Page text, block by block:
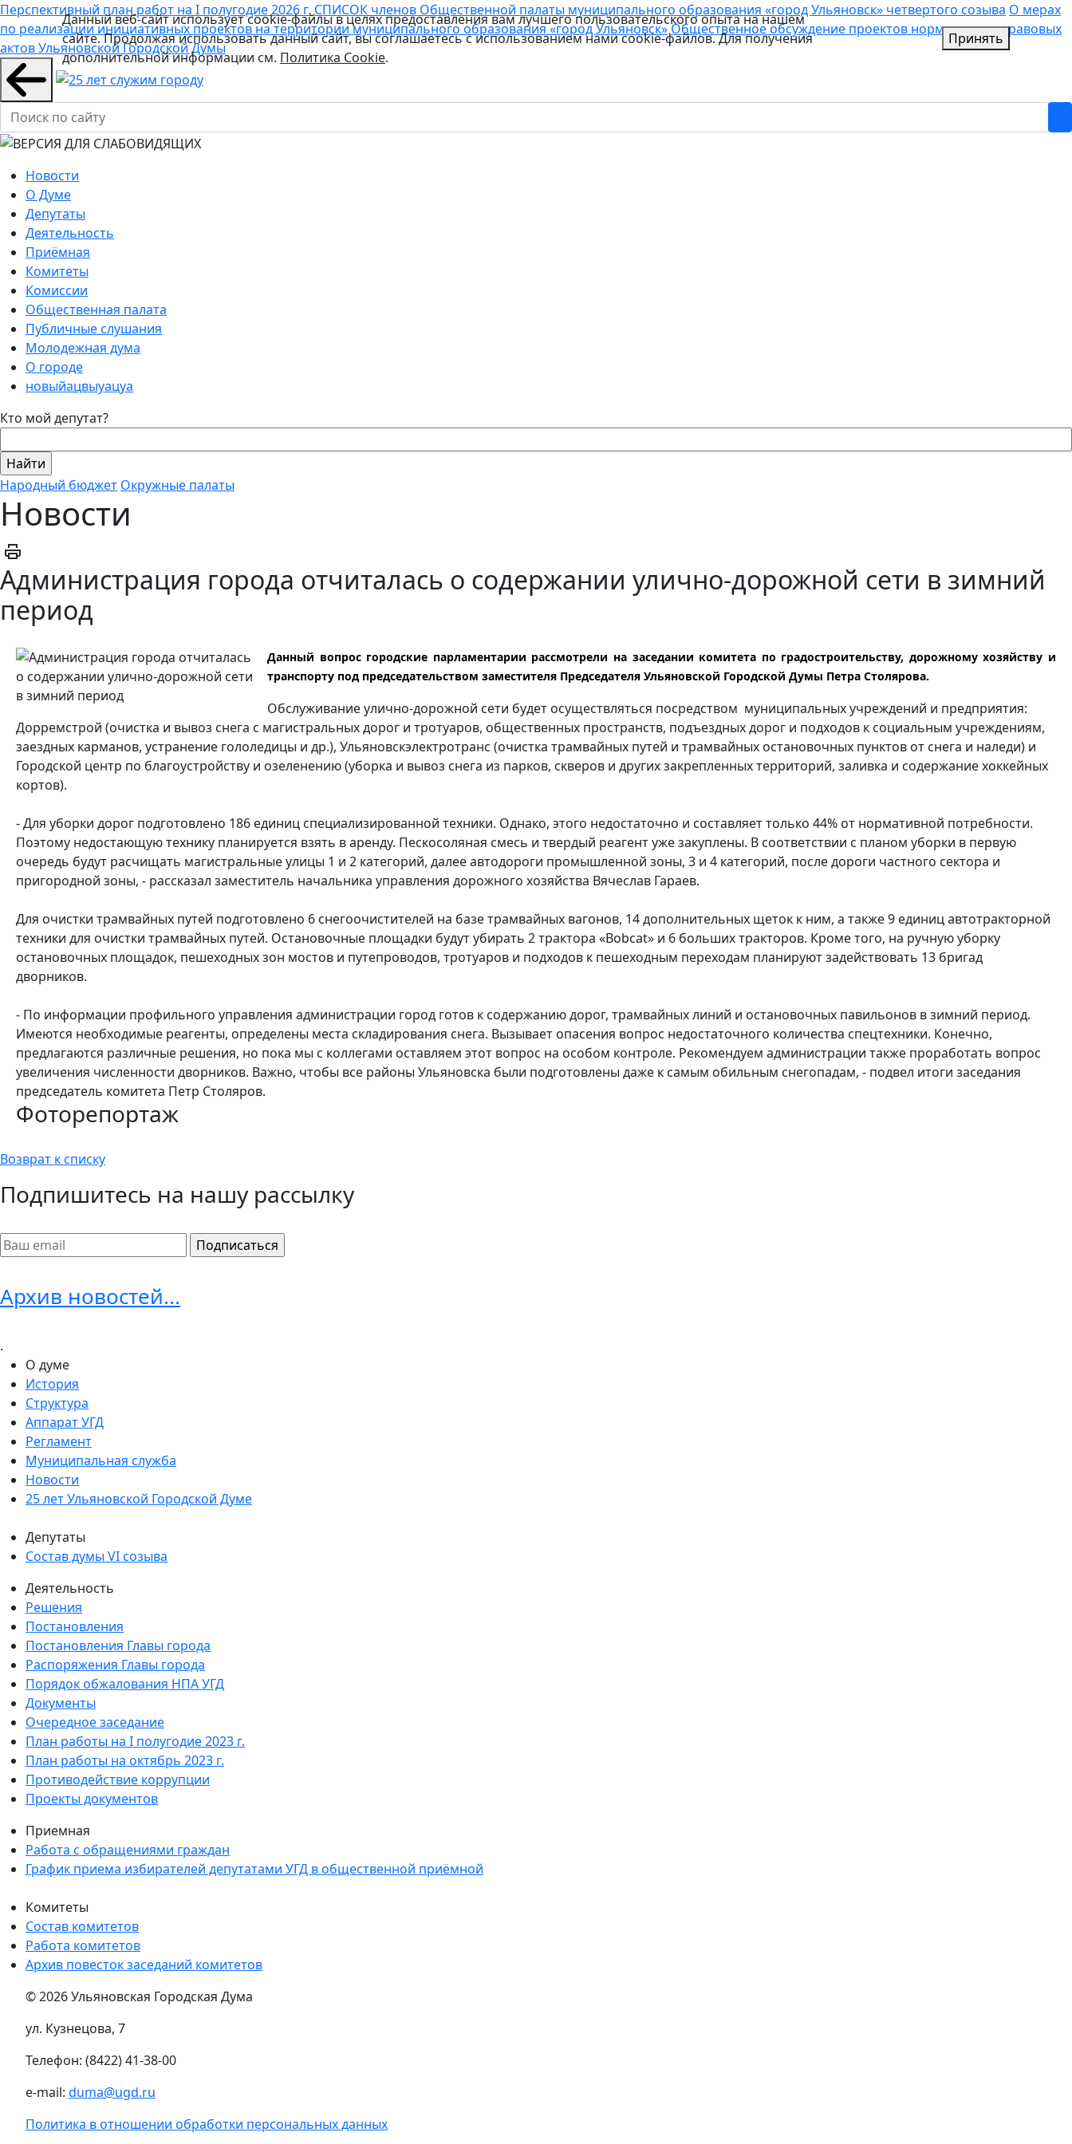
Перспективный план работ на I полугодие 2026 г.СПИСОК членов Общественной палаты муниципального образования «город Ульяновск» четвертого созыва О мерах
по реализации инициативных проектов на территории муниципального образования «город Ульяновск»Общественное обсуждение проектов нормативных правовых
актов Ульяновской Городской Думы
Новости
О Думе
Депутаты
Деятельность
Приёмная
Комитеты
Комиссии
Общественная палата
Публичные слушания
Молодежная дума
О городе
новыйацвыуацуа
Кто мой депутат?
Народный бюджет Окружные палаты
Новости
Администрация города отчиталась о содержании улично-дорожной сети в зимний
период
Данный вопрос городские парламентарии рассмотрели на заседании комитета по градостроительству, дорожному хозяйству и
транспорту под председательством заместителя Председателя Ульяновской Городской Думы Петра Столярова.
Обслуживание улично-дорожной сети будет осуществляться посредством муниципальных учреждений и предприятия:
Дорремстрой (очистка и вывоз снега с магистральных дорог и тротуаров, общественных пространств, подъездных дорог и подходов к социальным учреждениям,
заездных карманов, устранение гололедицы и др.), Ульяновскэлектротранс (очистка трамвайных путей и трамвайных остановочных пунктов от снега и наледи) и
Городской центр по благоустройству и озеленению (уборка и вывоз снега из парков, скверов и других закрепленных территорий, заливка и содержание хоккейных
кортов).
- Для уборки дорог подготовлено 186 единиц специализированной техники. Однако, этого недостаточно и составляет только 44% от нормативной потребности.
Поэтому недостающую технику планируется взять в аренду. Пескосоляная смесь и твердый реагент уже закуплены. В соответствии с планом уборки в первую
очередь будут расчищать магистральные улицы 1 и 2 категорий, далее автодороги промышленной зоны, 3 и 4 категорий, после дороги частного сектора и
пригородной зоны, - рассказал заместитель начальника управления дорожного хозяйства Вячеслав Гараев.
Для очистки трамвайных путей подготовлено 6 снегоочистителей на базе трамвайных вагонов, 14 дополнительных щеток к ним, а также 9 единиц автотракторной
техники для очистки трамвайных путей. Остановочные площадки будут убирать 2 трактора «Bobcat» и 6 больших тракторов. Кроме того, на ручную уборку
остановочных площадок, пешеходных зон мостов и путепроводов, тротуаров и подходов к пешеходным переходам планируют задействовать 13 бригад
дворников.
- По информации профильного управления администрации город готов к содержанию дорог, трамвайных линий и остановочных павильонов в зимний период.
Имеются необходимые реагенты, определены места складирования снега. Вызывает опасения вопрос недостаточного количества спецтехники. Конечно,
предлагаются различные решения, но пока мы с коллегами оставляем этот вопрос на особом контроле. Рекомендуем администрации также проработать вопрос
увеличения численности дворников. Важно, чтобы все районы Ульяновска были подготовлены даже к самым обильным снегопадам, - подвел итоги заседания
председатель комитета Петр Столяров.
Фоторепортаж
Возврат к списку
Подпишитесь на нашу рассылку
Архив новостей...
.
О думе
История
Структура
Аппарат УГД
Регламент
Муниципальная служба
Новости
25 лет Ульяновской Городской Думе
Депутаты
Состав думы VI созыва
Деятельность
Решения
Постановления
Постановления Главы города
Распоряжения Главы города
Порядок обжалования НПА УГД
Документы
Очередное заседание
План работы на I полугодие 2023 г.
План работы на октябрь 2023 г.
Противодействие коррупции
Проекты документов
Приемная
Работа с обращениями граждан
График приема избирателей депутатами УГД в общественной приёмной
Комитеты
Состав комитетов
Работа комитетов
Архив повесток заседаний комитетов
© 2026 Ульяновская Городская Дума
ул. Кузнецова, 7
Телефон: (8422) 41-38-00
e-mail: duma@ugd.ru
Политика в отношении обработки персональных данных
Данный веб-сайт использует cookie-файлы в целях предоставления вам лучшего пользовательского опыта на нашем
сайте. Продолжая использовать данный сайт, вы соглашаетесь с использованием нами cookie-файлов. Для получения
дополнительной информации см. Политика Cookie.
Принять